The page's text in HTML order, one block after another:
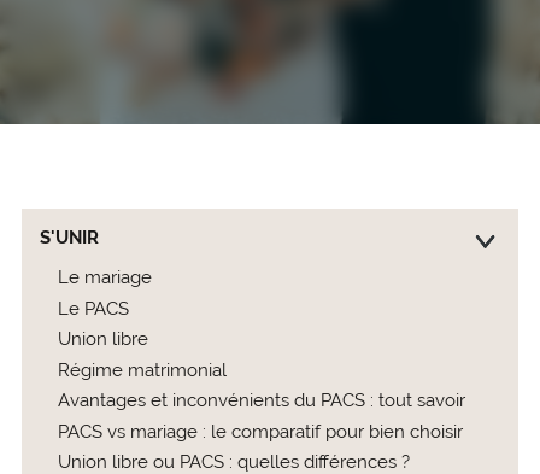
S'UNIR
Le mariage
Le PACS
Union libre
Régime matrimonial
Avantages et inconvénients du PACS : tout savoir
PACS vs mariage : le comparatif pour bien choisir
Union libre ou PACS : quelles différences ?